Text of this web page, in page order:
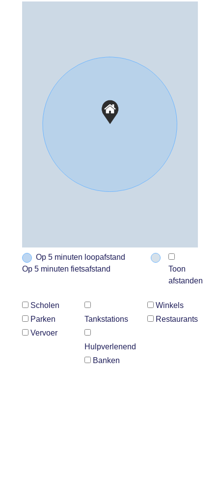
Op 5 minuten loopafstand
Op 5 minuten fietsafstand
Toon
afstanden
Scholen
Parken
Vervoer
Tankstations
Hulpverlenend
Banken
Winkels
Restaurants